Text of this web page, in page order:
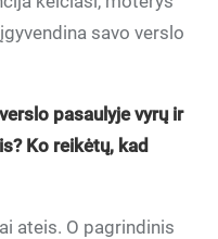
savo verslo
pasaulyje vyrų ir
Ko reikėtų, kad
ateis. O pagrindinis